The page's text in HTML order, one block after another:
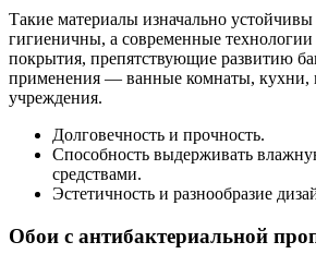
Такие материалы изначально устойчивы
гигиеничны, а современные
покрытия, препятствующие развитию
применения — ванные комнаты, кухни,
учреждения.
Долговечность и прочность.
Способность выдерживать
средствами.
Эстетичность и разнообразие
Обои с антибактериальной